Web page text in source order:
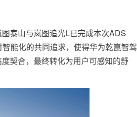
泰山与岚图追光L已完成本次ADS
能化的共同追求，使得华为乾崑智驾
契合，最终转化为用户可感知的舒